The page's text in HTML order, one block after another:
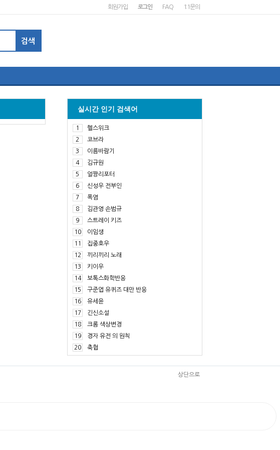
회원가입 로그인 FAQ 1:1문의
실시간 인기 검색어
1
헬스위크
2
코브라
3
이름바람기
4
김규원
5
얼짱리포터
6
신성우 전부인
7
폭염
8
김관영 손범규
9
스트레이 키즈
10
이임생
11
집중호우
12
끼리끼리 노래
13
키이우
14
보톡스화학반응
15
구준엽 유퀴즈 대만 반응
16
유세윤
17
긴신소설
18
크롬 색상변경
19
경자 유전 의 원칙
20
축협
상단으로